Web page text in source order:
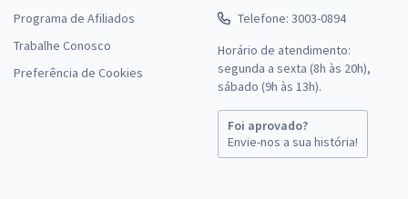
Programa de Afiliados
Trabalhe Conosco
Preferência de Cookies
Telefone: 3003-0894
Horário de atendimento:
segunda a sexta (8h às 20h),
sábado (9h às 13h).
Foi aprovado?
Envie-nos a sua história!